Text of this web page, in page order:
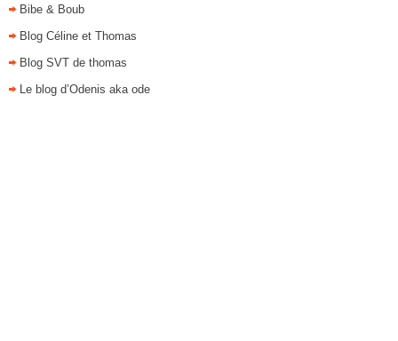
Bibe & Boub
Blog Céline et Thomas
Blog SVT de thomas
Le blog d’Odenis aka ode